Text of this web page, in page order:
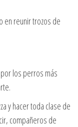
en reunir trozos de
los perros más
y hacer toda clase de
compañeros de